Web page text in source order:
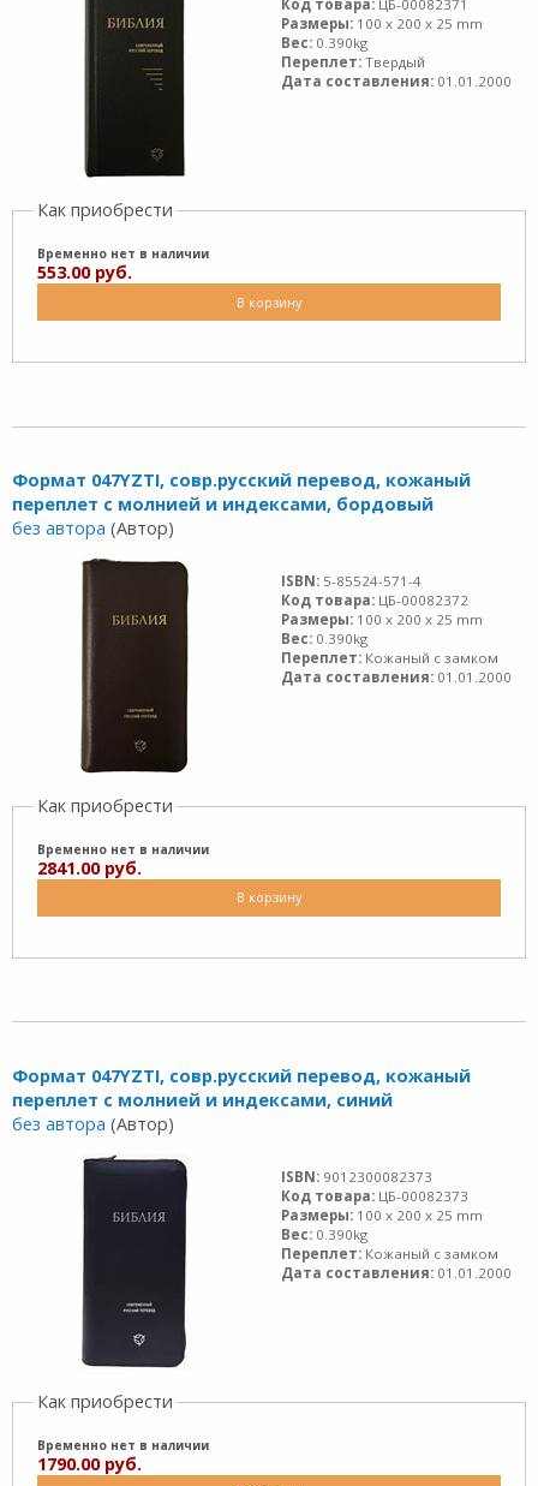
Код товара: ЦБ-00082371
Размеры: 100 x 200 x 25 mm
Вес: 0.390kg
Переплет: Твердый
Дата составления: 01.01.2000
Как приобрести
Временно нет в наличии
553.00 руб.
В корзину
Формат 047YZTI, совр.русский перевод, кожаный
переплет с молнией и индексами, бордовый
без автора (Автор)
ISBN: 5-85524-571-4
Код товара: ЦБ-00082372
Размеры: 100 x 200 x 25 mm
Вес: 0.390kg
Переплет: Кожаный с замком
Дата составления: 01.01.2000
Как приобрести
Временно нет в наличии
2841.00 руб.
В корзину
Формат 047YZTI, совр.русский перевод, кожаный
переплет с молнией и индексами, синий
без автора (Автор)
ISBN: 9012300082373
Код товара: ЦБ-00082373
Размеры: 100 x 200 x 25 mm
Вес: 0.390kg
Переплет: Кожаный с замком
Дата составления: 01.01.2000
Как приобрести
Временно нет в наличии
1790.00 руб.